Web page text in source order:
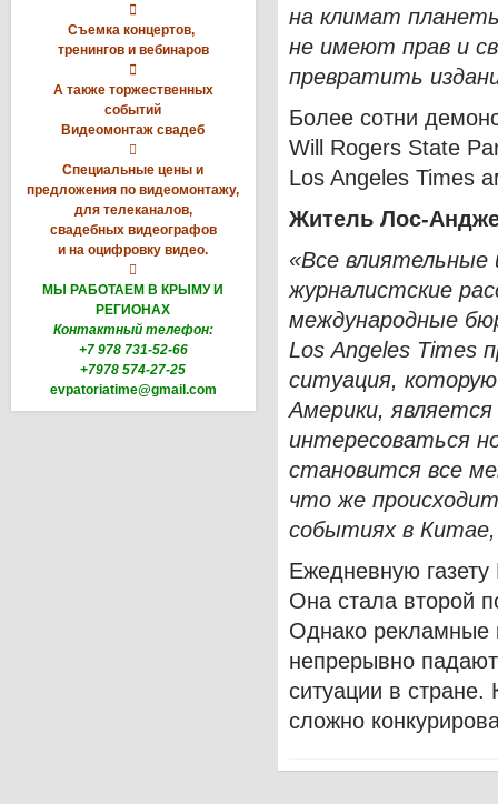

Съемка концертов,
тренингов и вебинаров

А также торжественных
событий
Видеомонтаж свадеб

Специальные цены и
предложения по видеомонтажу,
для телеканалов,
свадебных видеографов
и на оцифровку видео.

МЫ РАБОТАЕМ В КРЫМУ И
РЕГИОНАХ
Контактный телефон:
+7 978 731-52-66
+7978 574-27-25
evpatoriatime@gmail.com
на климат
не имеют прав и
превратить
Более сотни
Will Rogers State
Los Angeles Times
Житель Лос-
«Все
журналистские
международные
Los Angeles Times
ситуация,
Америки,
интересоваться
становится все
что же
событиях в
Ежедневную газету
Она стала второй
Однако рекламные
непрерывно
ситуации в стране.
сложно